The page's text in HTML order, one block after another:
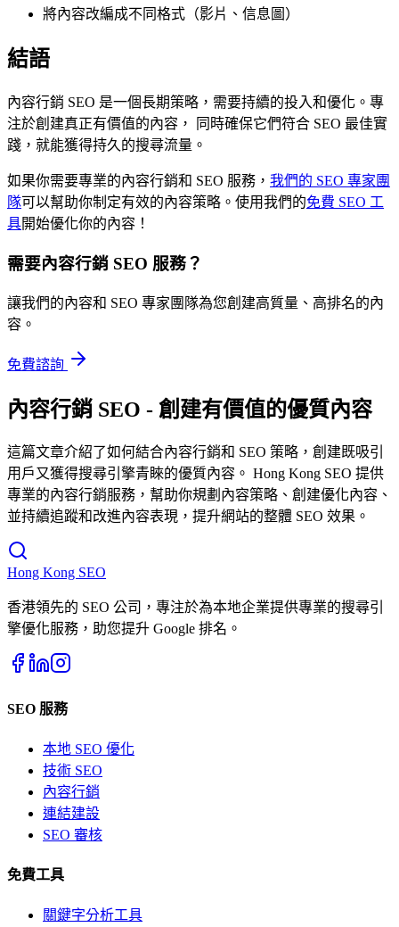
將內容改編成不同格式（影片、信息圖）
結語
內容行銷 SEO 是一個長期策略，需要持續的投入和優化。專
注於創建真正有價值的內容， 同時確保它們符合 SEO 最佳實
踐，就能獲得持久的搜尋流量。
如果你需要專業的內容行銷和 SEO 服務， 我們的 SEO 專家團
隊可以幫助你制定有效的內容策略。使用我們的免費 SEO 工
具開始優化你的內容！
需要內容行銷 SEO 服務？
讓我們的內容和 SEO 專家團隊為您創建高質量、高排名的內
容。
免費諮詢
內容行銷 SEO - 創建有價值的優質內容
這篇文章介紹了如何結合內容行銷和 SEO 策略，創建既吸引
用戶又獲得搜尋引擎青睞的優質內容。 Hong Kong SEO 提供
專業的內容行銷服務，幫助你規劃內容策略、創建優化內容、
並持續追蹤和改進內容表現，提升網站的整體 SEO 效果。
Hong Kong SEO
香港領先的 SEO 公司，專注於為本地企業提供專業的搜尋引
擎優化服務，助您提升 Google 排名。
SEO 服務
本地 SEO 優化
技術 SEO
內容行銷
連結建設
SEO 審核
免費工具
關鍵字分析工具